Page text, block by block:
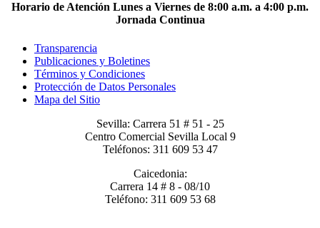
Horario de Atención Lunes a Viernes de 8:00 a.m. a 4:00 p.m.
Jornada Continua
Transparencia
Publicaciones y Boletines
Términos y Condiciones
Protección de Datos Personales
Mapa del Sitio
Sevilla: Carrera 51 # 51 - 25
Centro Comercial Sevilla Local 9
Teléfonos: 311 609 53 47
Caicedonia:
Carrera 14 # 8 - 08/10
Teléfono: 311 609 53 68